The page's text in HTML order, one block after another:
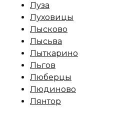
Луза
Луховицы
Лысково
Лысьва
Лыткарино
Льгов
Люберцы
Людиново
Лянтор